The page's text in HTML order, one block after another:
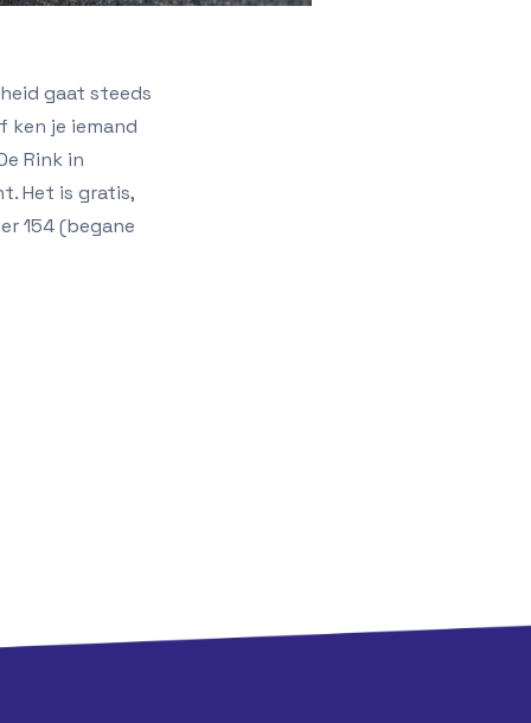
gaat steeds
ken je iemand
Rink in
Het is gratis,
154 (begane